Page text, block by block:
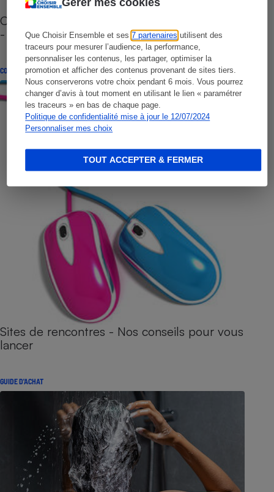
Que Choisir Ensemble et ses7 partenaires utilisent des
traceurs pour mesurer l’audience, la performance,
personnaliser les contenus, les partager, optimiser la
promotion et afficher des contenus provenant de sites tiers.
Nous conserverons votre choix pendant 6 mois. Vous pourrez
changer d’avis à tout moment en utilisant le lien « paramétrer
les traceurs » en bas de chaque page.
Politique de confidentialité mise à jour le 12/07/2024
Personnaliser mes choix
TOUT ACCEPTER & FERMER
Cafetière à capsules zéro déchet CoffeeB (vidéo)
- Premières impressions
CONSEILS
Sites de rencontres - Nos conseils pour vous
lancer
GUIDE D'ACHAT